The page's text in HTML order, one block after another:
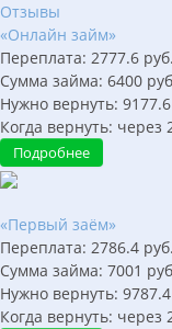
Отзывы
«Онлайн займ»
Переплата: 2777.6 руб.
Сумма займа: 6400
Нужно вернуть: 9177.6
Когда вернуть: через
Подробнее
«Первый заём»
Переплата: 2786.4 руб.
Сумма займа: 7001
Нужно вернуть: 9787.4
Когда вернуть: через